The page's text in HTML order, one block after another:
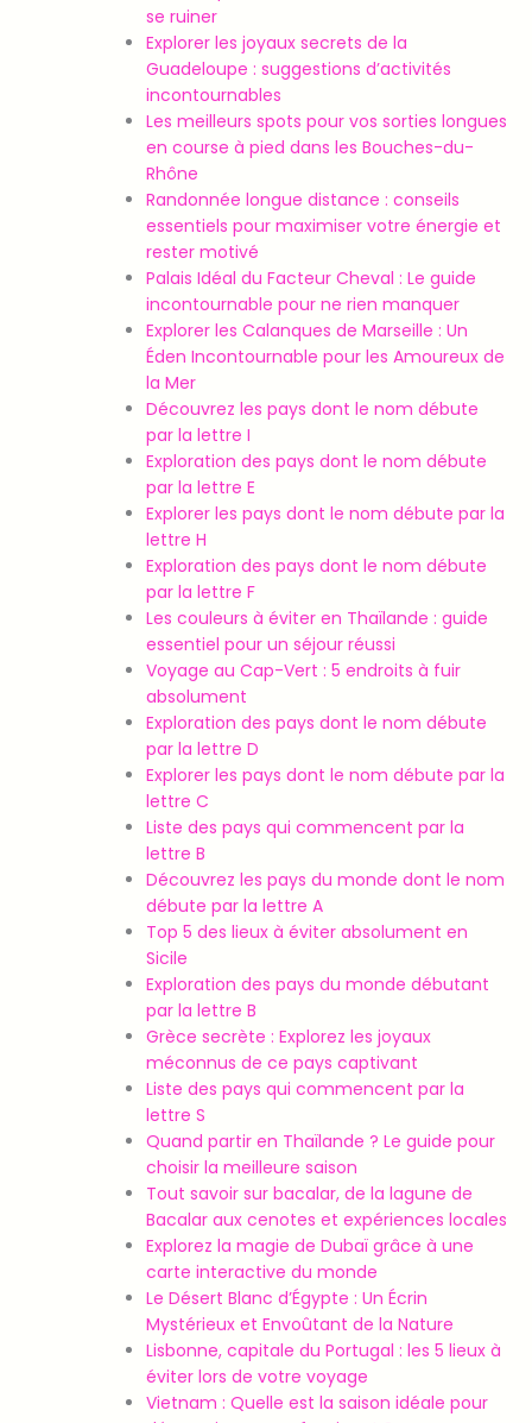
se ruiner
Explorer les joyaux secrets de la
Guadeloupe : suggestions d’activités
incontournables
Les meilleurs spots pour vos sorties longues
en course à pied dans les Bouches-du-
Rhône
Randonnée longue distance : conseils
essentiels pour maximiser votre énergie et
rester motivé
Palais Idéal du Facteur Cheval : Le guide
incontournable pour ne rien manquer
Explorer les Calanques de Marseille : Un
Éden Incontournable pour les Amoureux de
la Mer
Découvrez les pays dont le nom débute
par la lettre I
Exploration des pays dont le nom débute
par la lettre E
Explorer les pays dont le nom débute par la
lettre H
Exploration des pays dont le nom débute
par la lettre F
Les couleurs à éviter en Thaïlande : guide
essentiel pour un séjour réussi
Voyage au Cap-Vert : 5 endroits à fuir
absolument
Exploration des pays dont le nom débute
par la lettre D
Explorer les pays dont le nom débute par la
lettre C
Liste des pays qui commencent par la
lettre B
Découvrez les pays du monde dont le nom
débute par la lettre A
Top 5 des lieux à éviter absolument en
Sicile
Exploration des pays du monde débutant
par la lettre B
Grèce secrète : Explorez les joyaux
méconnus de ce pays captivant
Liste des pays qui commencent par la
lettre S
Quand partir en Thaïlande ? Le guide pour
choisir la meilleure saison
Tout savoir sur bacalar, de la lagune de
Bacalar aux cenotes et expériences locales
Explorez la magie de Dubaï grâce à une
carte interactive du monde
Le Désert Blanc d’Égypte : Un Écrin
Mystérieux et Envoûtant de la Nature
Lisbonne, capitale du Portugal : les 5 lieux à
éviter lors de votre voyage
Vietnam : Quelle est la saison idéale pour